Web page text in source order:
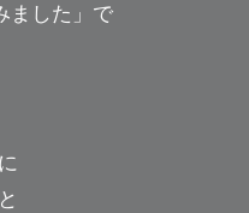
ました」で